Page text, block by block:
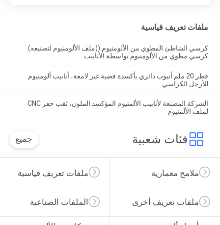
ملفات تعريف قياسية
كرسي الشاطئ المطوي من الألومنيوم ((ملف الألومنيوم لتصنيعه)
كرسي مطوي من الألومنيوم بواسطة الأنابيب
قطر 20 ملم أنبوب دائري بأكسدة فضية غير لامعة، أنابيب ألومنيوم
للأرجل الكراسي
الشركة المصنعة لأنابيب الألمنيوم المؤكسد الملون، ثقب حفر CNC
لملف الألمنيوم
فئات شعبية جميع
ملفات تعريف قياسية ملامح معمارية
الملفات الصناعية ملفات تعريف أخرى